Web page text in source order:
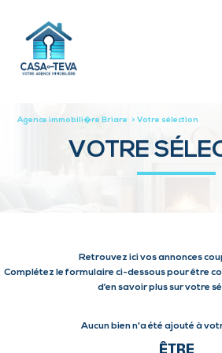
Agence immobili�re Briare Votre sélection
VOTRE
Retrouvez ici vos annonces
Complétez le formulaire ci-dessous pour être
d’en savoir plus sur votre
Aucun bien n'a été ajouté à
ÊTRE